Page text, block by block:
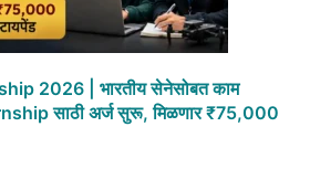
2026 | भारतीय सेनेसोबत काम
साठी अर्ज सुरू, मिळणार ₹75,000